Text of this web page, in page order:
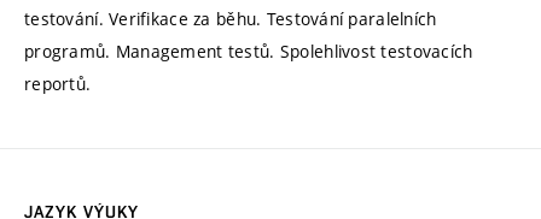
testování. Verifikace za běhu. Testování paralelních
programů. Management testů. Spolehlivost testovacích
reportů.
JAZYK VÝUKY